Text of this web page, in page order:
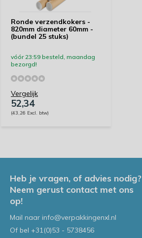
Ronde verzendkokers -
820mm diameter 60mm -
(bundel 25 stuks)
vóór 23:59 besteld, maandag
bezorgd!
Vergelijk
52,34
(43,26 Excl. btw)
Heb je vragen, of advies nodig?
Neem gerust contact met ons
op!
Mail naar info@verpakkingenxl.nl
Of bel +31(0)53 - 5738456